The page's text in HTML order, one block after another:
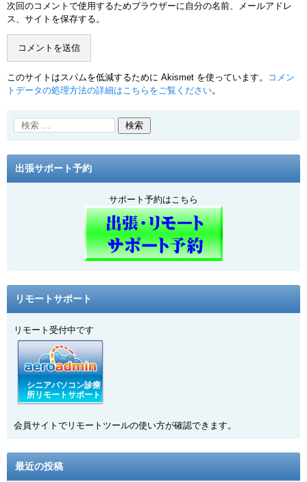
次回のコメントで使用するためブラウザーに自分の名前、メールアドレ
ス、サイトを保存する。
このサイトはスパムを低減するために Akismet を使っています。
コメン
トデータの処理方法の詳細はこちらをご覧ください。
出張サポート予約
サポート予約はこちら
リモートサポート
リモート受付中です
シニアパソコン診療
所リモートサポート
会員サイトでリモートツールの使い方が確認できます。
最近の投稿